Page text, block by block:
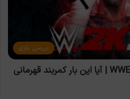
بررسی بازی
نقد و بررسی بازی WWE 2K26 | آیا این بار کمربند قهرمانی